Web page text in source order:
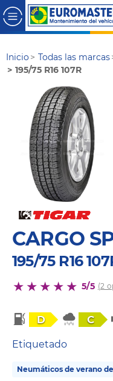
Inicio Todas las marcas
195/75 R16 107R
CARGO
195/75 R16
5/5 (2
D C
Etiquetado
Neumáticos de verano